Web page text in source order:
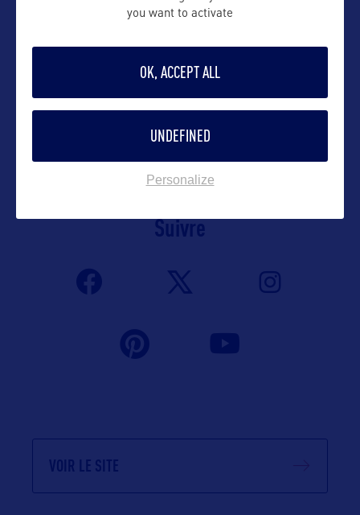
Contact pro
Contact grand public
info@alaskatia.org
Suivre
VOIR LE SITE
you want to activate
OK, ACCEPT ALL
UNDEFINED
Personalize